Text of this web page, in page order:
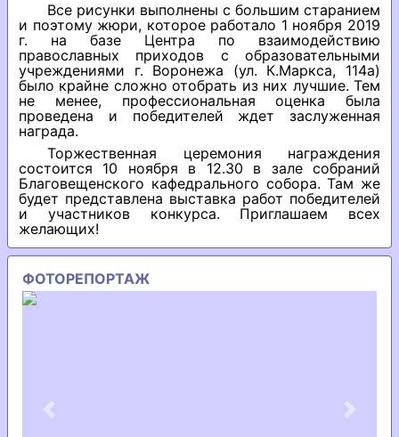
Все рисунки выполнены с большим старанием
и поэтому жюри, которое работало 1 ноября 2019
г. на базе Центра по взаимодействию
православных приходов с образовательными
учреждениями г. Воронежа (ул. К.Маркса, 114а)
было крайне сложно отобрать из них лучшие. Тем
не менее, профессиональная оценка была
проведена и победителей ждет заслуженная
награда.
Торжественная церемония награждения
состоится 10 ноября в 12.30 в зале собраний
Благовещенского кафедрального собора. Там же
будет представлена выставка работ победителей
и участников конкурса. Приглашаем всех
желающих!
ФОТОРЕПОРТАЖ
Previous Next